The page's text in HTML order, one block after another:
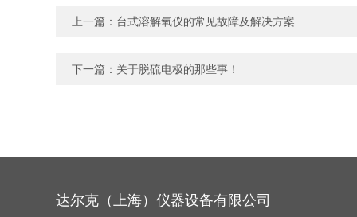
上一篇： 台式溶解氧仪的常见故障及解决方案
下一篇： 关于脱硫电极的那些事！
达尔克（上海）仪器设备有限公司